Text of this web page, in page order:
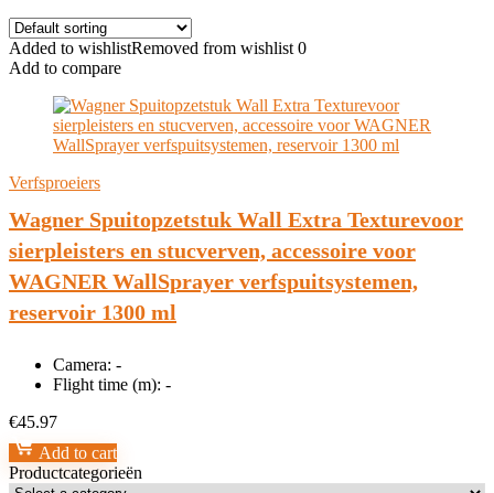
Added to wishlistRemoved from wishlist 0
Add to compare
Verfsproeiers
Wagner Spuitopzetstuk Wall Extra Texturevoor
sierpleisters en stucverven, accessoire voor
WAGNER WallSprayer verfspuitsystemen,
reservoir 1300 ml
Camera: -
Flight time (m): -
€45.97
Add to cart
Productcategorieën